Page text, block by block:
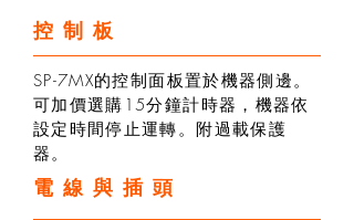
控制板
SP-7MX的控制面板置於機器側邊。
可加價選購15分鐘計時器，機器依
設定時間停止運轉。附過載保護
器。
電線與插頭